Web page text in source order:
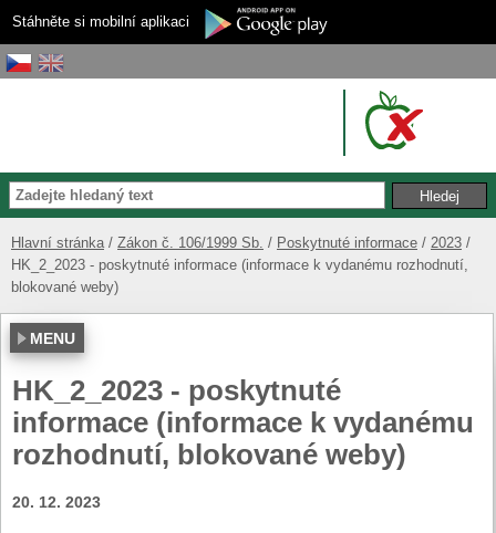
Stáhněte si mobilní aplikaci
Hlavní stránka Zákon č. 106/1999 Sb. Poskytnuté informace
2023
HK_2_2023 - poskytnuté informace (informace k vydanému rozhodnutí,
blokované weby)
MENU
HK_2_2023 - poskytnuté
informace (informace k vydanému
rozhodnutí, blokované weby)
20. 12. 2023